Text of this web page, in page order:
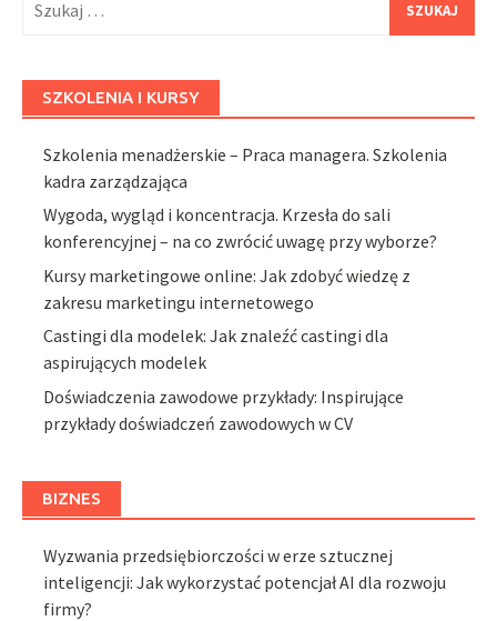
SZKOLENIA I KURSY
Szkolenia menadżerskie – Praca managera. Szkolenia
kadra zarządzająca
Wygoda, wygląd i koncentracja. Krzesła do sali
konferencyjnej – na co zwrócić uwagę przy wyborze?
Kursy marketingowe online: Jak zdobyć wiedzę z
zakresu marketingu internetowego
Castingi dla modelek: Jak znaleźć castingi dla
aspirujących modelek
Doświadczenia zawodowe przykłady: Inspirujące
przykłady doświadczeń zawodowych w CV
BIZNES
Wyzwania przedsiębiorczości w erze sztucznej
inteligencji: Jak wykorzystać potencjał AI dla rozwoju
firmy?